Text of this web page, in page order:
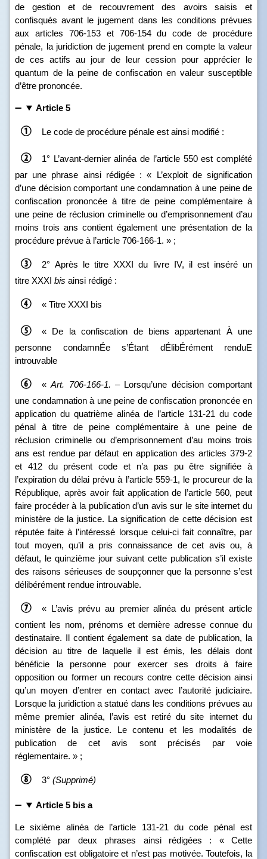
de gestion et de recouvrement des avoirs saisis et
confisqués avant le jugement dans les conditions prévues
aux articles 706‑153 et 706‑154 du code de procédure
pénale, la juridiction de jugement prend en compte la valeur
de ces actifs au jour de leur cession pour apprécier le
quantum de la peine de confiscation en valeur susceptible
d’être prononcée.
Article 5
Le code de procédure pénale est ainsi modifié :
1° L’avant‑dernier alinéa de l’article 550 est complété
par une phrase ainsi rédigée : « L’exploit de signification
d’une décision comportant une condamnation à une peine de
confiscation prononcée à titre de peine complémentaire à
une peine de réclusion criminelle ou d’emprisonnement d’au
moins trois ans contient également une présentation de la
procédure prévue à l’article 706‑166‑1. » ;
2° Après le titre XXXI du livre IV, il est inséré un
titre XXXI bis ainsi rédigé :
« Titre XXXI bis
« De la confiscation de biens appartenant À une
personne condamnÉe s’Étant dÉlibÉrément renduE
introuvable
«Art. 706‑166‑1. – Lorsqu’une décision comportant
une condamnation à une peine de confiscation prononcée en
application du quatrième alinéa de l’article 131‑21 du code
pénal à titre de peine complémentaire à une peine de
réclusion criminelle ou d’emprisonnement d’au moins trois
ans est rendue par défaut en application des articles 379‑2
et 412 du présent code et n’a pas pu être signifiée à
l’expiration du délai prévu à l’article 559‑1, le procureur de la
République, après avoir fait application de l’article 560, peut
faire procéder à la publication d’un avis sur le site internet du
ministère de la justice. La signification de cette décision est
réputée faite à l’intéressé lorsque celui‑ci fait connaître, par
tout moyen, qu’il a pris connaissance de cet avis ou, à
défaut, le quinzième jour suivant cette publication s’il existe
des raisons sérieuses de soupçonner que la personne s’est
délibérément rendue introuvable.
« L’avis prévu au premier alinéa du présent article
contient les nom, prénoms et dernière adresse connue du
destinataire. Il contient également sa date de publication, la
décision au titre de laquelle il est émis, les délais dont
bénéficie la personne pour exercer ses droits à faire
opposition ou former un recours contre cette décision ainsi
qu’un moyen d’entrer en contact avec l’autorité judiciaire.
Lorsque la juridiction a statué dans les conditions prévues au
même premier alinéa, l’avis est retiré du site internet du
ministère de la justice. Le contenu et les modalités de
publication de cet avis sont précisés par voie
réglementaire. » ;
3° (Supprimé)
Article 5 bis a
Le sixième alinéa de l’article 131‑21 du code pénal est
complété par deux phrases ainsi rédigées : « Cette
confiscation est obligatoire et n’est pas motivée. Toutefois, la